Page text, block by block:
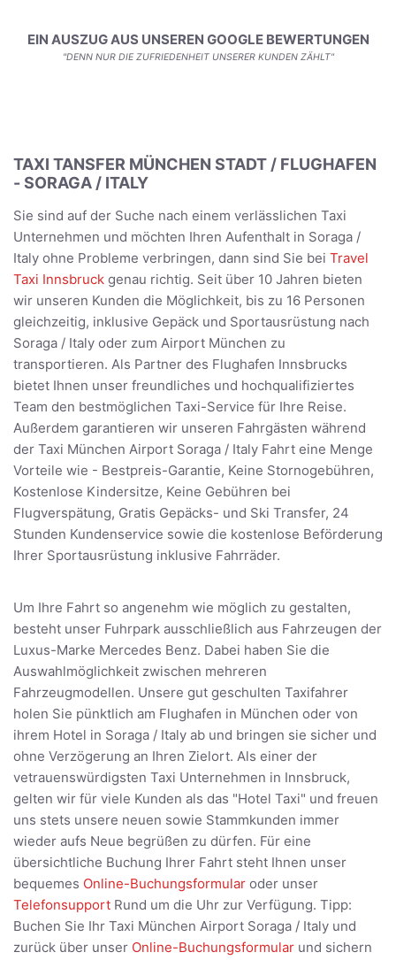
EIN AUSZUG AUS UNSEREN GOOGLE BEWERTUNGEN
"DENN NUR DIE ZUFRIEDENHEIT UNSERER KUNDEN ZÄHLT"
TAXI TANSFER MÜNCHEN STADT / FLUGHAFEN
- SORAGA / ITALY
Sie sind auf der Suche nach einem verlässlichen Taxi
Unternehmen und möchten Ihren Aufenthalt in Soraga /
Italy ohne Probleme verbringen, dann sind Sie bei Travel
Taxi Innsbruck genau richtig. Seit über 10 Jahren bieten
wir unseren Kunden die Möglichkeit, bis zu 16 Personen
gleichzeitig, inklusive Gepäck und Sportausrüstung nach
Soraga / Italy oder zum Airport München zu
transportieren. Als Partner des Flughafen Innsbrucks
bietet Ihnen unser freundliches und hochqualifiziertes
Team den bestmöglichen Taxi-Service für Ihre Reise.
Außerdem garantieren wir unseren Fahrgästen während
der Taxi München Airport Soraga / Italy Fahrt eine Menge
Vorteile wie - Bestpreis-Garantie, Keine Stornogebühren,
Kostenlose Kindersitze, Keine Gebühren bei
Flugverspätung, Gratis Gepäcks- und Ski Transfer, 24
Stunden Kundenservice sowie die kostenlose Beförderung
Ihrer Sportausrüstung inklusive Fahrräder.
Um Ihre Fahrt so angenehm wie möglich zu gestalten,
besteht unser Fuhrpark ausschließlich aus Fahrzeugen der
Luxus-Marke Mercedes Benz. Dabei haben Sie die
Auswahlmöglichkeit zwischen mehreren
Fahrzeugmodellen. Unsere gut geschulten Taxifahrer
holen Sie pünktlich am Flughafen in München oder von
ihrem Hotel in Soraga / Italy ab und bringen sie sicher und
ohne Verzögerung an Ihren Zielort. Als einer der
vetrauenswürdigsten Taxi Unternehmen in Innsbruck,
gelten wir für viele Kunden als das "Hotel Taxi" und freuen
uns stets unsere neuen sowie Stammkunden immer
wieder aufs Neue begrüßen zu dürfen. Für eine
übersichtliche Buchung Ihrer Fahrt steht Ihnen unser
bequemes Online-Buchungsformular oder unser
Telefonsupport Rund um die Uhr zur Verfügung. Tipp:
Buchen Sie Ihr Taxi München Airport Soraga / Italy und
zurück über unser Online-Buchungsformular und sichern